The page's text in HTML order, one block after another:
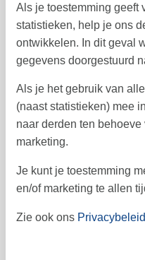
32 4 5
33 10 11
35 24 25 26
31
ma di
Als je toestemming geeft
statistieken, help je ons
ontwikkelen. In dit geval
gegevens doorgestuurd
Als je het gebruik van
(naast statistieken) mee
naar derden ten
marketing.
Je kunt je toestemming
en/of marketing te allen
Zie ook ons Privacybeleid